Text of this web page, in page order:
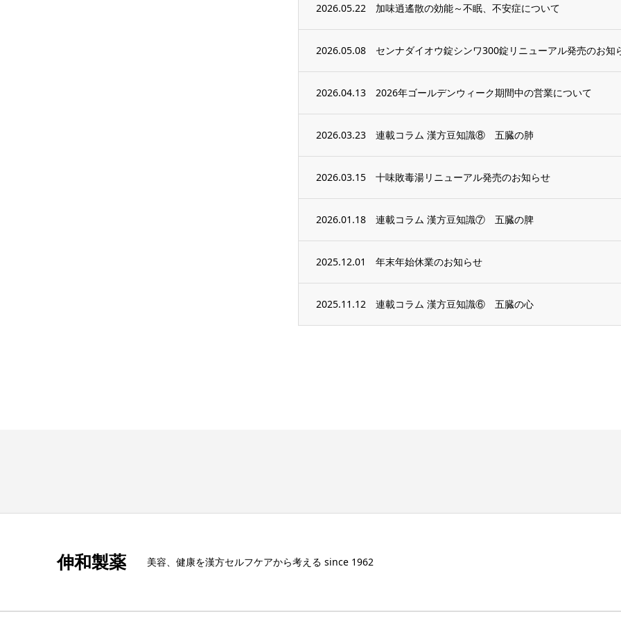
2026.05.22 加味逍遙散の効能～不眠、不安症について
2026.05.08 センナダイオウ錠シンワ300錠リニューアル発売のお知
2026.04.13 2026年ゴールデンウィーク期間中の営業について
2026.03.23 連載コラム 漢方豆知識⑧ 五臓の肺
2026.03.15 十味敗毒湯リニューアル発売のお知らせ
2026.01.18 連載コラム 漢方豆知識⑦ 五臓の脾
2025.12.01 年末年始休業のお知らせ
2025.11.12 連載コラム 漢方豆知識⑥ 五臓の心
伸和製薬 美容、健康を漢方セルフケアから考える since 1962